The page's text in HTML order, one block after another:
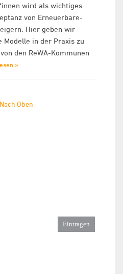
wird als wichtiges
von Erneuerbare-
Hier geben wir
Modelle in der Praxis zu
den ReWA-Kommunen
»
Nach Oben